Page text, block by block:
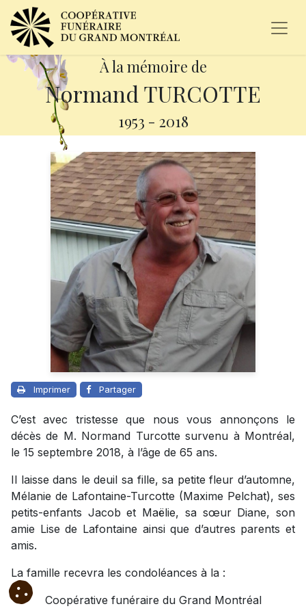
À la mémoire de
Normand TURCOTTE
1953 - 2018
Imprimer Partager
C’est avec tristesse que nous vous annonçons le
décès de M. Normand Turcotte survenu à Montréal,
le 15 septembre 2018, à l’âge de 65 ans.
Il laisse dans le deuil sa fille, sa petite fleur d’automne,
Mélanie de Lafontaine-Turcotte (Maxime Pelchat), ses
petits-enfants Jacob et Maëlie, sa sœur Diane, son
amie Lise de Lafontaine ainsi que d’autres parents et
amis.
La famille recevra les condoléances à la :
Coopérative funéraire du Grand Montréal